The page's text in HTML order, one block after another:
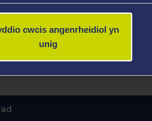
cwcis angenrheidiol yn
unig
campws